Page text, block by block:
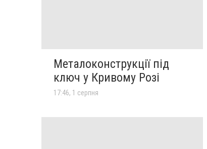
Металоконструкції під
ключ у Кривому Розі
17:46, 1 серпня